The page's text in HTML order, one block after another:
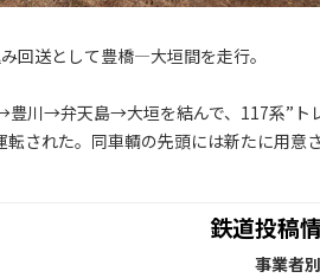
回送として豊橋―大垣間を走行。
川→弁天島→大垣を結んで、117系”ト
転された。同車輌の先頭には新たに用意
鉄道投稿
事業者別